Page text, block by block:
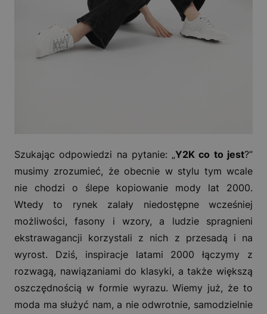
Szukając odpowiedzi na pytanie: „Y2K co to jest?”
musimy zrozumieć, że obecnie w stylu tym wcale
nie chodzi o ślepe kopiowanie mody lat 2000.
Wtedy to rynek zalały niedostępne wcześniej
możliwości, fasony i wzory, a ludzie spragnieni
ekstrawagancji korzystali z nich z przesadą i na
wyrost. Dziś, inspiracje latami 2000 łączymy z
rozwagą, nawiązaniami do klasyki, a także większą
oszczędnością w formie wyrazu. Wiemy już, że to
moda ma służyć nam, a nie odwrotnie, samodzielnie